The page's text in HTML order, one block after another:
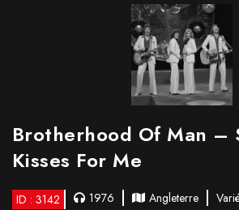
Brotherhood Of Man –
Kisses For Me
ID : 3142 1976 Angleterre